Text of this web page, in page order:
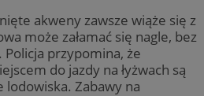
akweny zawsze wiąże się z
może załamać się nagle, bez
przypomina, że
do jazdy na łyżwach są
lodowiska. Zabawy na